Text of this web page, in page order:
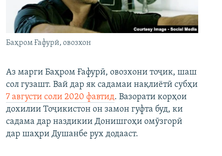
Баҳром Ғафурӣ, овозхон
Аз марги Баҳром Ғафурӣ, овозхони тоҷик, шаш
сол гузашт. Вай дар як садамаи нақлиётӣ субҳи
7 августи соли 2020 фавтид. Вазорати корҳои
дохилии Тоҷикистон он замон гуфта буд, ки
садама дар наздикии Донишгоҳи омӯзгорӣ
дар шаҳри Душанбе рух додааст.